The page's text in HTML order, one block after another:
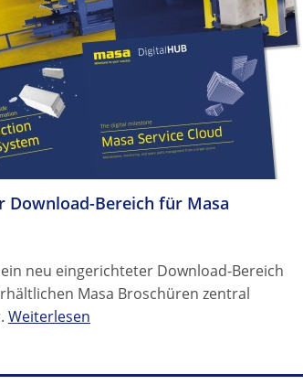
Download-Bereich für Masa
neu eingerichteter Download-Bereich
Masa Broschüren zentral
Weiterlesen